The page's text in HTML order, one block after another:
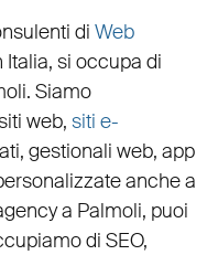
di Web
Italia, si occupa di
. Siamo
web, siti e-
gestionali web, app
anche a
a Palmoli, puoi
di SEO,